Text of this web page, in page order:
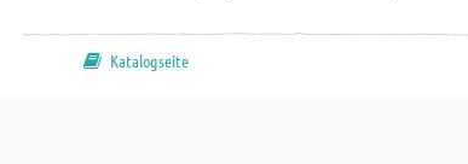
Originalgröße. Kreativ-Softcover, 32 Seiten, 17 x 22 cm,
Einsteckhülle.Katalogseite